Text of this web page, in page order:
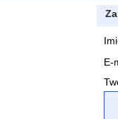
E-